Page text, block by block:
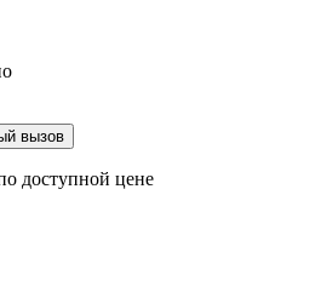
вызов
доступной цене